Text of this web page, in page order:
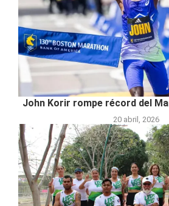
John Korir rompe récord del
20 abril, 2026